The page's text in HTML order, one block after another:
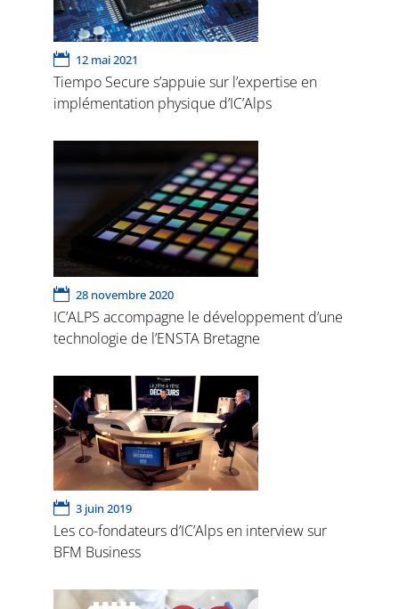
12 mai 2021
Tiempo Secure s’appuie sur l’expertise en
implémentation physique d’IC’Alps
28 novembre 2020
IC’ALPS accompagne le développement d’une
technologie de l’ENSTA Bretagne
3 juin 2019
Les co-fondateurs d’IC’Alps en interview sur
BFM Business